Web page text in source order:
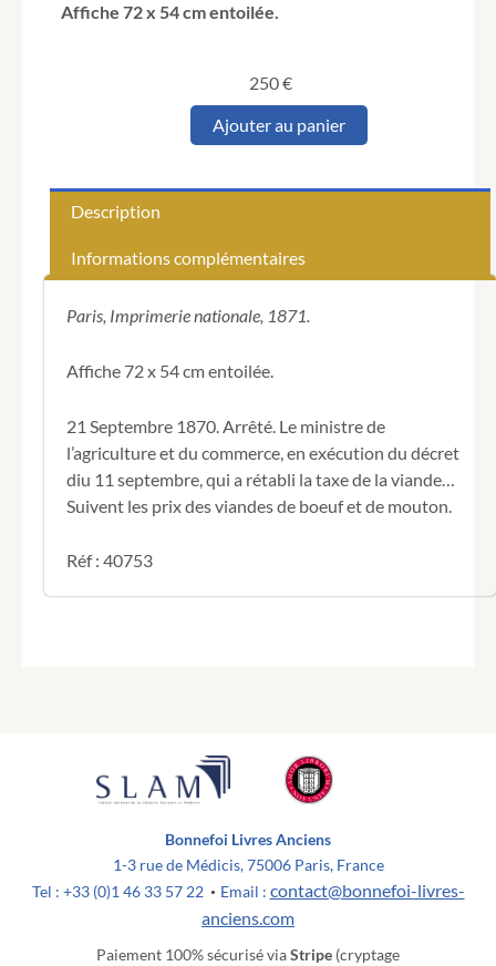
Affiche 72 x 54 cm entoilée.
250€
quantité
Ministère
de
et
Ajouter au panier
Description
Informations complémentaires
Paris, Imprimerie nationale, 1871.
Affiche 72 x 54 cm entoilée.
21 Septembre 1870. Arrêté. Le ministre de
l’agriculture et du commerce, en exécution du décret
diu 11 septembre, qui a rétabli la taxe de la viande…
Suivent les prix des viandes de boeuf et de mouton.
Réf : 40753
Bonnefoi Livres Anciens
1-3 rue de Médicis, 75006 Paris, France
Tel : +33 (0)1 46 33 57 22 • Email : contact@bonnefoi-livres-
anciens.com
Paiement 100% sécurisé viaStripe (cryptage